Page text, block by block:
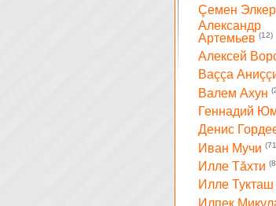
Çемен Элкер
Александр
Артемьев (12)
Алексей
Ваççа
Валем Ахун
Геннадий
Денис
Иван Мучи
Илле Тăхти
Илле Тукташ
Илпек